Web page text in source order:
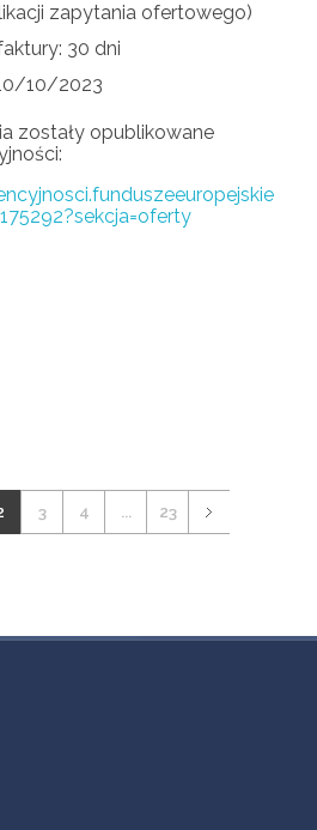
zapytania ofertowego)
30 dni
10/2023
zostały opublikowane
3 4 23